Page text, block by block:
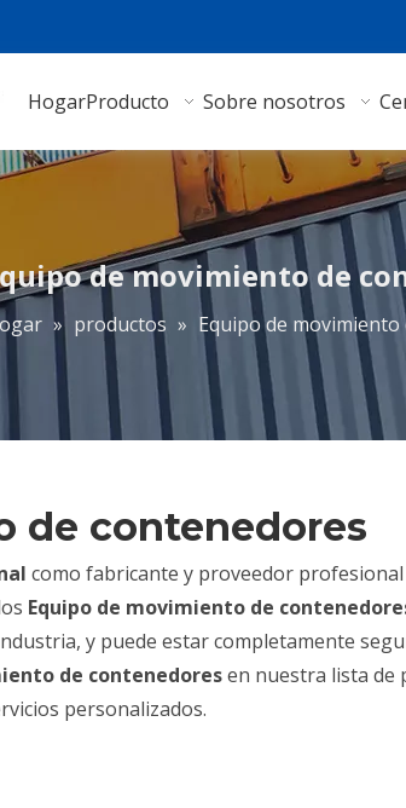
HogarProducto Sobre nosotros
de movimiento de
» productos » Equipo de
de contenedores
como fabricante y proveedor profesional
Equipo de movimiento de
y puede estar completamente
de contenedoresen nuestra lista de
personalizados.